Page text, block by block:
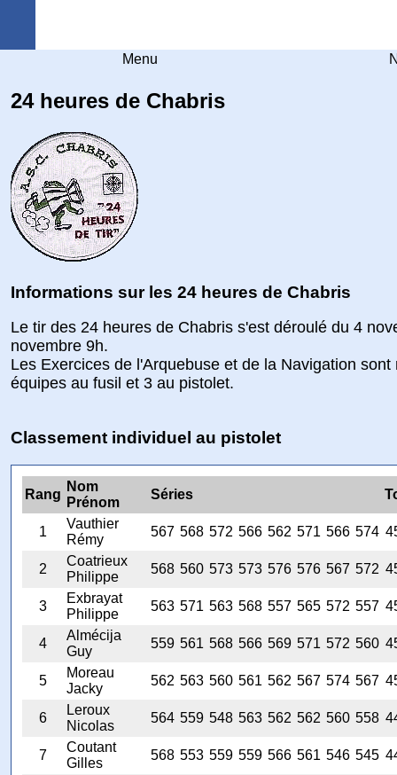
Menu
24 heures de Chabris
Informations sur les 24 heures de Chabris
Le tir des 24 heures de Chabris s'est déroulé du 4
novembre 9h.
Les Exercices de l'Arquebuse et de la Navigation
équipes au fusil et 3 au pistolet.
Classement individuel au pistolet
Rang
Nom
Prénom
Séries
1
Vauthier
Rémy
567 568 572 566 562 571 566 574
2
Coatrieux
Philippe
568 560 573 573 576 576 567 572
3
Exbrayat
Philippe
563 571 563 568 557 565 572 557
4
Almécija
Guy
559 561 568 566 569 571 572 560
5
Moreau
Jacky
562 563 560 561 562 567 574 567
6
Leroux
Nicolas
564 559 548 563 562 562 560 558
7
Coutant
Gilles
568 553 559 559 566 561 546 545